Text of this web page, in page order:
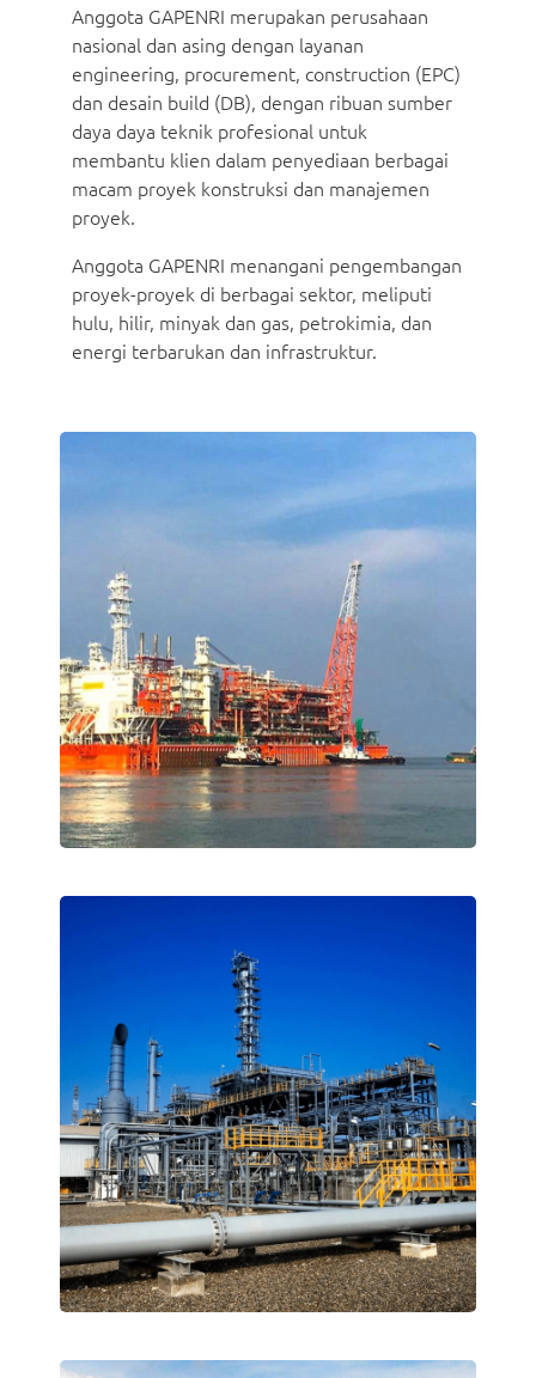
Anggota GAPENRI merupakan perusahaan
nasional dan asing dengan layanan
engineering, procurement, construction (EPC)
dan desain build (DB), dengan ribuan sumber
daya daya teknik profesional untuk
membantu klien dalam penyediaan berbagai
macam proyek konstruksi dan manajemen
proyek.
Anggota GAPENRI menangani pengembangan
proyek-proyek di berbagai sektor, meliputi
hulu, hilir, minyak dan gas, petrokimia, dan
energi terbarukan dan infrastruktur.